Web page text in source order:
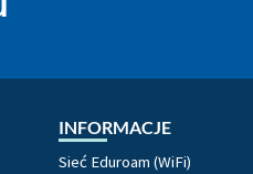
INFORMACJE
Sieć Eduroam (WiFi)